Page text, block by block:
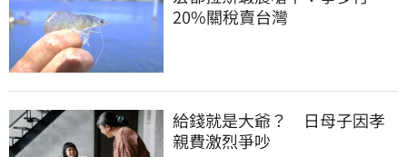
20%關稅賣台灣
給錢就是大爺？　日母子因孝
親費激烈爭吵